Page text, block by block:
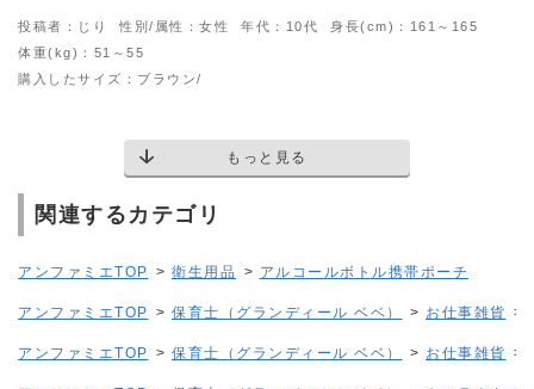
投稿者：じり 性別/属性：女性 年代：10代
身長(cm)：161～165
体重(kg)：51～55
購入したサイズ：ブラウン/
もっと見る
関連するカテゴリ
アンファミエTOP > 衛生用品 > アルコールボトル携帯ポーチ
アンファミエTOP > 保育士（グランディール ベベ） > お仕事雑貨 >
アンファミエTOP > 保育士（グランディール ベベ） > お仕事雑貨 >